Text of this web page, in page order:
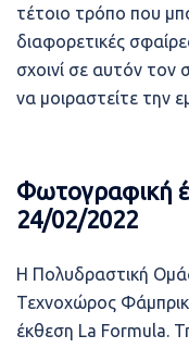
τέτοιο τρόπο που
διαφορετικές
σχοινί σε αυτόν
να μοιραστείτε την
Φωτογραφική
24/02/2022
Η Πολυδραστική
Τεχνοχώρος
έκθεση La Formula.